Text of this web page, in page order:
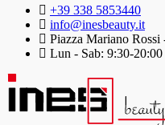
+39 338 5853440
info@inesbeauty.it
Piazza Mariano
Lun - Sab: 9:30-20:00